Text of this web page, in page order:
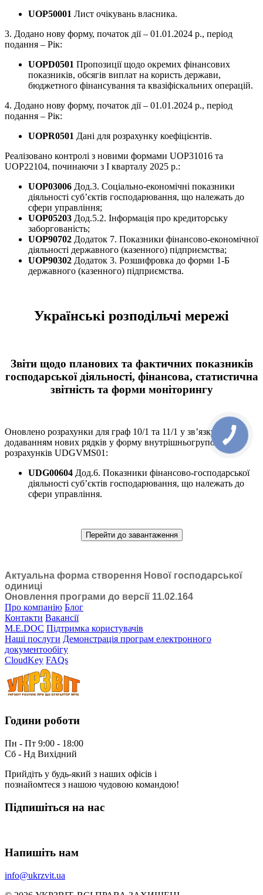
UOP50001 Лист очікувань власника.
3. Додано нову форму, початок дії – 01.01.2024 р., період
подання – Рік:
UOPD0501 Пропозиції щодо окремих фінансових
показників, обсягів виплат на користь держави,
бюджетного фінансування та квазіфіскальних операцій.
4. Додано нову форму, початок дії – 01.01.2024 р., період
подання – Рік:
UOPR0501 Дані для розрахунку коефіцієнтів.
Реалізовано контролі з новими формами UOP31016 та
UOP22104, починаючи з І кварталу 2025 р.:
UOP03006 Дод.3. Соціально-економічні показники
діяльності суб’єктів господарювання, що належать до
сфери управління;
UOP05203 Дод.5.2. Інформація про кредиторську
заборгованість;
UOP90702 Додаток 7. Показники фінансово-економічної
діяльності державного (казенного) підприємства;
UOP90302 Додаток 3. Розшифровка до форми 1-Б
державного (казенного) підприємства.
Українські розподільчі мережі
Звіти щодо планових та фактичних показників
господарської діяльності, фінансова, статистична
звітність та форми моніторингу
Оновлено розрахунки для граф 10/1 та 11/1 у зв’язку з
додаванням нових рядків у форму внутрішньогрупових
розрахунків UDGVMS01:
UDG00604 Дод.6. Показники фінансово-господарської
діяльності суб’єктів господарювання, що належать до
сфери управління.
Перейти до завантаження
Актуальна форма створення Нової господарської
одиниці
Оновлення програми до версії 11.02.164
Про компанію Блог
Контакти Вакансії
M.E.DOC Підтримка користувачів
Наші послуги Демонстрація програм електронного
документообігу
CloudKey FAQs
Години роботи
Пн - Пт 9:00 - 18:00
Сб - Нд Вихідний
Прийдіть у будь-який з наших офісів і
познайомтеся з нашою чудовою командою!
Підпишіться на нас
Напишіть нам
info@ukrzvit.ua